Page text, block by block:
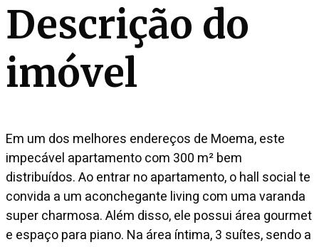
Descrição do
imóvel
Em um dos melhores endereços de Moema, este
impecável apartamento com 300 m² bem
distribuídos. Ao entrar no apartamento, o hall social te
convida a um aconchegante living com uma varanda
super charmosa. Além disso, ele possui área gourmet
e espaço para piano. Na área íntima, 3 suítes, sendo a